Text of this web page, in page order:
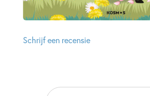
Schrijf een recensie